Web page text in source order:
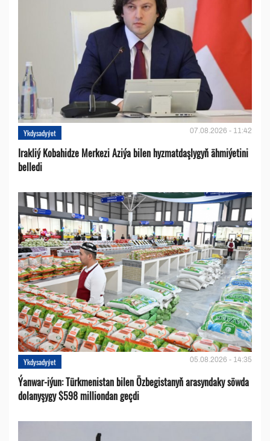
Ykdysadyýet 07.08.2026 - 11:42
Irakliý Kobahidze Merkezi Aziýa bilen hyzmatdaşlygyň ähmiýetini
belledi
Ykdysadyýet 05.08.2026 - 14:35
Ýanwar-iýun: Türkmenistan bilen Özbegistanyň arasyndaky söwda
dolanyşygy $598 milliondan geçdi